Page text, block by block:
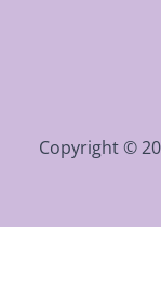
Copyright ©